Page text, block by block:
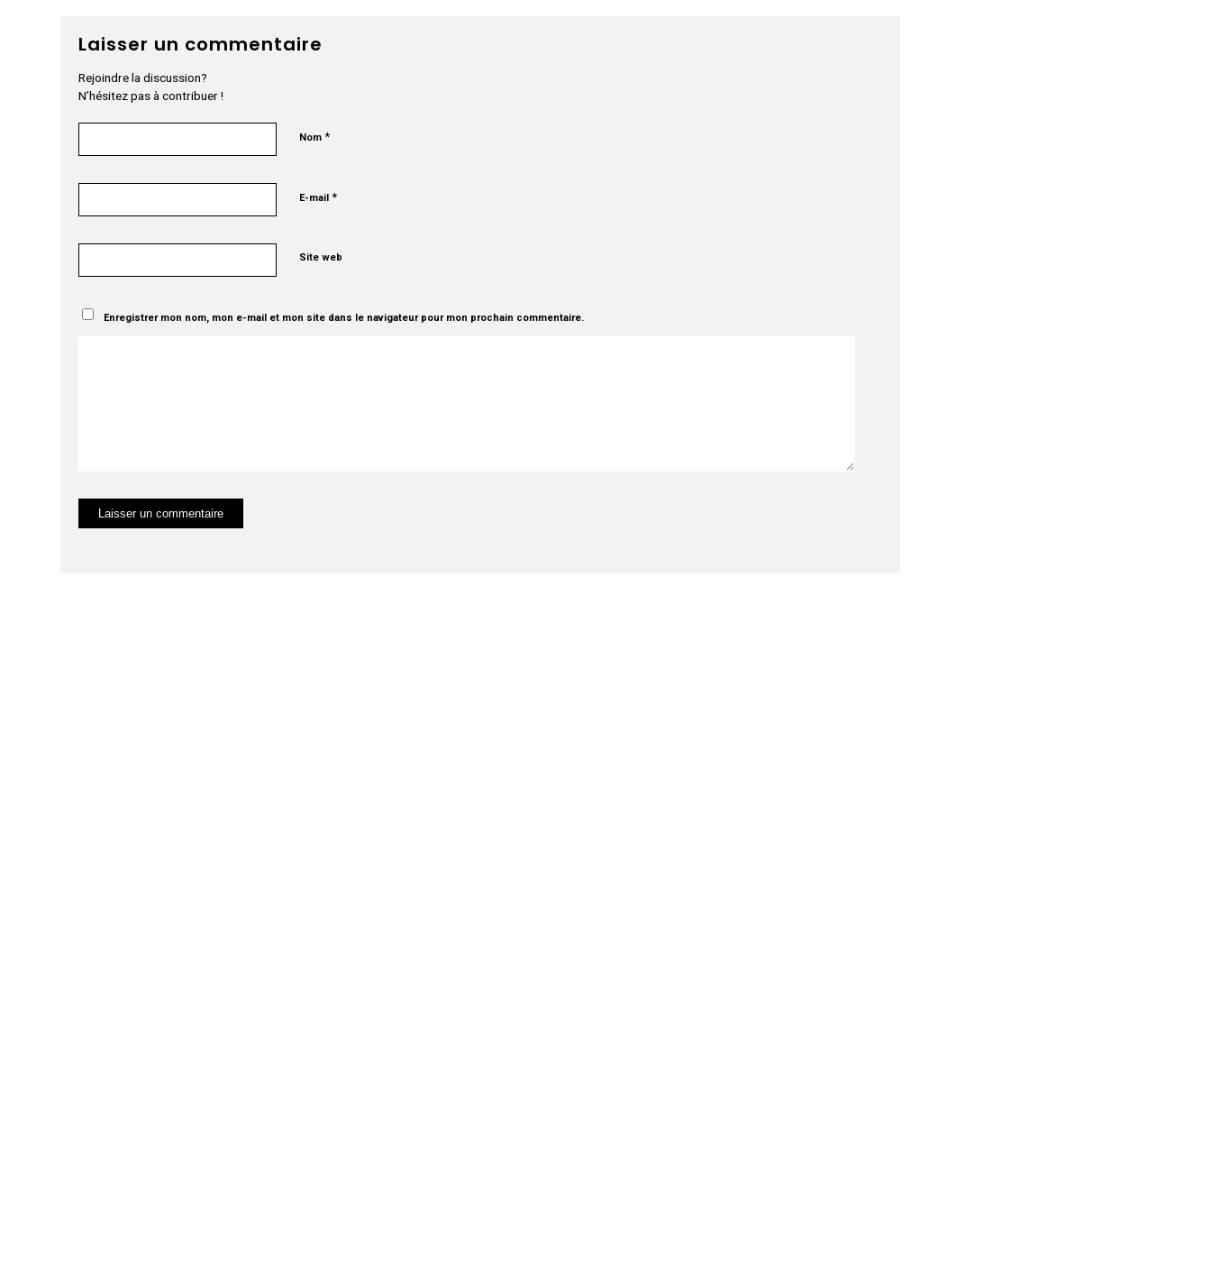
Laisser un commentaire
Rejoindre la discussion?
N’hésitez pas à contribuer !
Nom*
E-mail*
Site web
Enregistrer mon nom, mon e-mail et mon site dans le navigateur pour mon prochain commentaire.